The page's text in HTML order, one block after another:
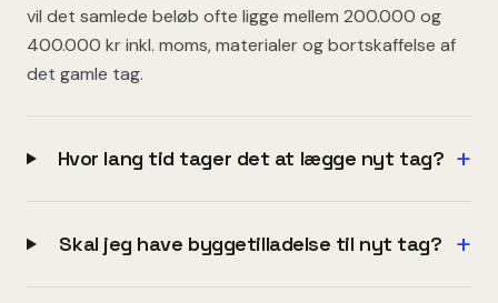
vil det samlede beløb ofte ligge mellem 200.000 og
400.000 kr inkl. moms, materialer og bortskaffelse af
det gamle tag.
Hvor lang tid tager det at lægge nyt tag? +
Skal jeg have byggetilladelse til nyt tag? +